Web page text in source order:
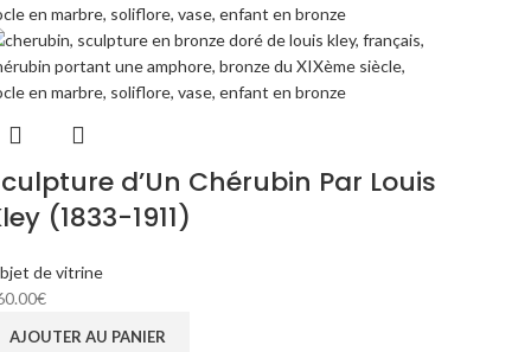
d’Un Chérubin Par Louis
(1833-1911)
de vitrine
€
AJOUTER AU PANIER